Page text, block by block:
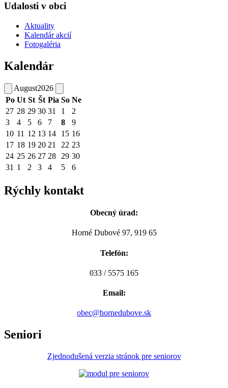
Udalosti v obci
Aktuality
Kalendár akcií
Fotogaléria
Kalendár
August2026
Po Ut St Št Pia So Ne
27 28 29 30 31 1
2
3
4 5 6 7 8
9
10 11 12 13 14 15 16
17 18 19 20 21 22 23
24 25 26 27 28 29 30
31 1 2 3 4 5 6
Rýchly kontakt
Obecný úrad:
Horné Dubové 97, 919 65
Telefón:
033 / 5575 165
Email:
obec@hornedubove.sk
Seniori
Zjednodušená verzia stránok pre seniorov